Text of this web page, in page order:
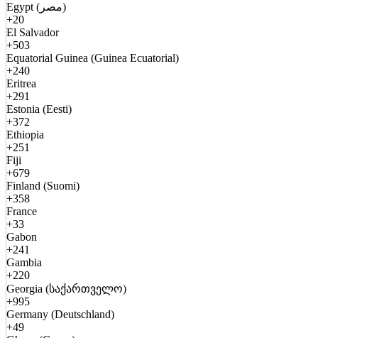
Egypt (مصر)
+20
El Salvador
+503
Equatorial Guinea (Guinea Ecuatorial)
+240
Eritrea
+291
Estonia (Eesti)
+372
Ethiopia
+251
Fiji
+679
Finland (Suomi)
+358
France
+33
Gabon
+241
Gambia
+220
Georgia (საქართველო)
+995
Germany (Deutschland)
+49